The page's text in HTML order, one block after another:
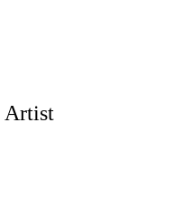
Artist